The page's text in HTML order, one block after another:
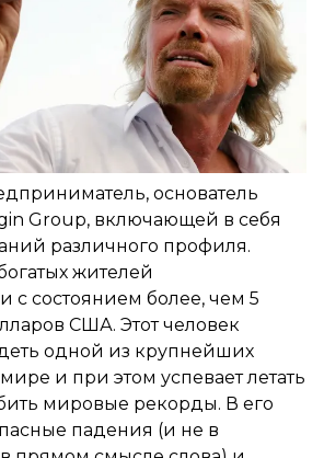
основатель
Group, включающей в себя
различного профиля.
жителей
с состоянием более, чем 5
США. Этот человек
одной из крупнейших
и при этом успевает летать
бить мировые рекорды. В его
падения (и не в